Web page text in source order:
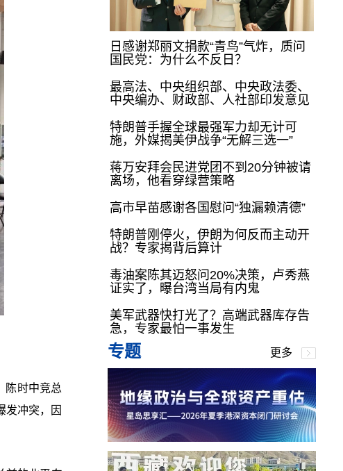
陈时中竞总
发冲突，因
日感谢郑丽文捐款“青鸟”气炸，质问
国民党：为什么不反日？
最高法、中央组织部、中央政法委、
中央编办、财政部、人社部印发意见
特朗普手握全球最强军力却无计可
施，外媒揭美伊战争“无解三选一”
蒋万安拜会民进党团不到20分钟被请
离场，他看穿绿营策略
高市早苗感谢各国慰问“独漏赖清德”
特朗普刚停火，伊朗为何反而主动开
战？专家揭背后算计
毒油案陈其迈怒问20%决策，卢秀燕
证实了，曝台湾当局有内鬼
美军武器快打光了？高端武器库存告
急，专家最怕一事发生
专题 更多